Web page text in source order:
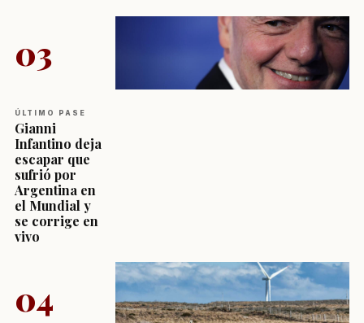
03
ÚLTIMO PASE
Gianni
Infantino deja
escapar que
sufrió por
Argentina en
el Mundial y
se corrige en
vivo
04